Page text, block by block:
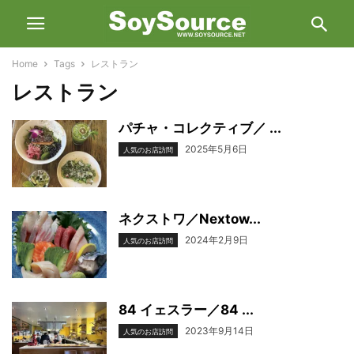
Home Tags レストラン
レストラン
パチャ・コレクティブ／ ...
人気のお店訪問 2025年5月6日
ネクストワ／Nextow...
人気のお店訪問 2024年2月9日
84 イェスラー／84 ...
人気のお店訪問 2023年9月14日